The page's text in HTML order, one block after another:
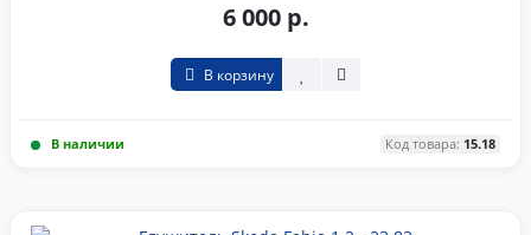
6 000 р.
В корзину
В наличии Код товара: 15.18